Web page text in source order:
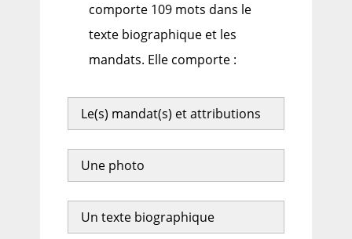
comporte 109 mots dans le
texte biographique et les
mandats. Elle comporte :
Le(s) mandat(s) et attributions
Une photo
Un texte biographique